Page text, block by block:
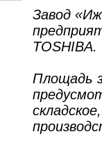
Завод
TOSHIBA.
Площадь